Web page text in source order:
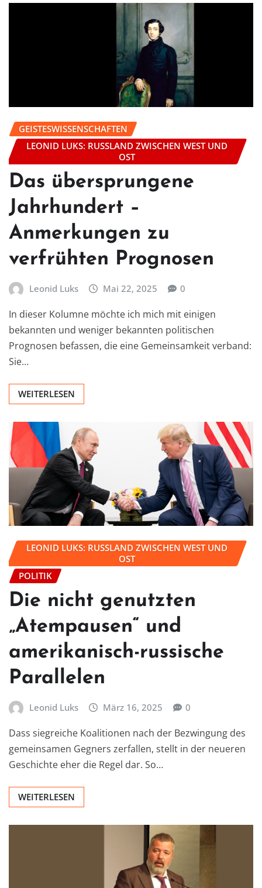
GEISTESWISSENSCHAFTEN
LEONID LUKS: RUSSLAND ZWISCHEN WEST UND
OST
Das übersprungene
Jahrhundert –
Anmerkungen zu
verfrühten Prognosen
Leonid Luks Mai 22, 2025 0
In dieser Kolumne möchte ich mich mit einigen
bekannten und weniger bekannten politischen
Prognosen befassen, die eine Gemeinsamkeit verband:
Sie…
WEITERLESEN
LEONID LUKS: RUSSLAND ZWISCHEN WEST UND
OST
POLITIK
Die nicht genutzten
„Atempausen“ und
amerikanisch-russische
Parallelen
Leonid Luks März 16, 2025 0
Dass siegreiche Koalitionen nach der Bezwingung des
gemeinsamen Gegners zerfallen, stellt in der neueren
Geschichte eher die Regel dar. So…
WEITERLESEN